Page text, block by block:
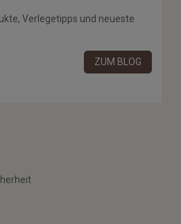
Verlegetipps und neueste
ZUM BLOG